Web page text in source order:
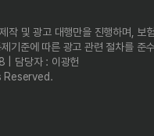
및 광고 대행만을 진행하며, 보
기준에 따른 광고 관련 절차를 준
담당자 : 이광헌
Reserved.